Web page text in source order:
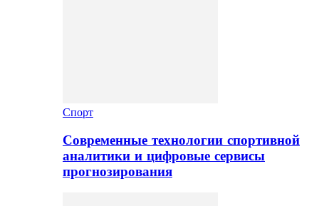
Спорт
Современные технологии спортивной
аналитики и цифровые сервисы
прогнозирования